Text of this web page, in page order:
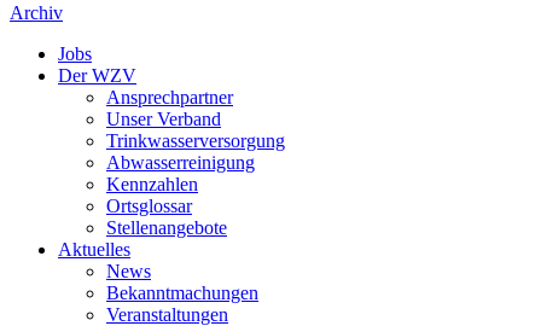
Archiv
Jobs
Der WZV
Ansprechpartner
Unser Verband
Trinkwasser­versorgung
Abwasserreinigung
Kennzahlen
Ortsglossar
Stellenangebote
Aktuelles
News
Bekanntmachungen
Veranstaltungen